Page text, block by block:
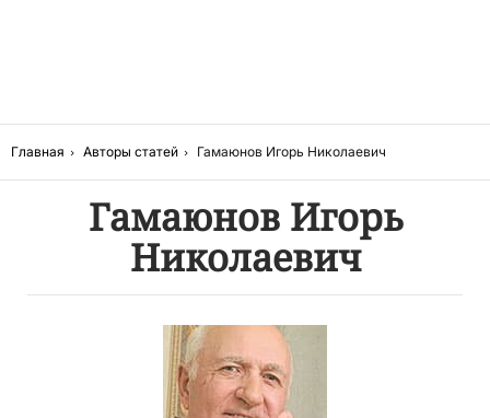
Главная Авторы статей Гамаюнов Игорь Николаевич
Гамаюнов Игорь
Николаевич